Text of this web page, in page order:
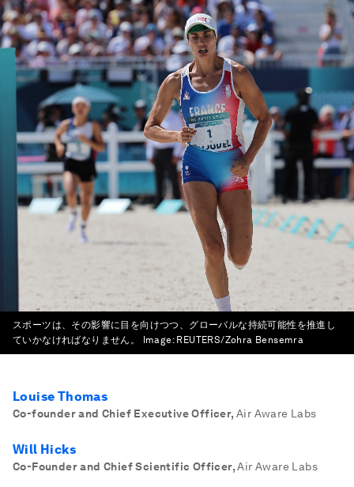
スポーツは、その影響に目を向けつつ、グローバルな持続可能性を推進し
ていかなければなりません。
Image: REUTERS/Zohra Bensemra
Louise Thomas
Co-founder and Chief Executive Officer, Air Aware Labs
Will Hicks
Co-Founder and Chief Scientific Officer, Air Aware Labs